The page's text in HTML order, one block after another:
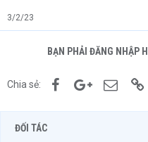
3/2/23
BẠN PHẢI ĐĂNG NHẬP
Chia sẻ: FacebookGoogle+Email
ĐỐI TÁC